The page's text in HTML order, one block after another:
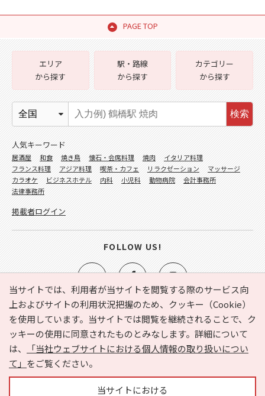
PAGE TOP
当サイトでは、利用者が当サイトを閲覧する際のサービス向
上およびサイトの利用状況把握のため、クッキー（Cookie）
を使用しています。当サイトでは閲覧を継続されることで、ク
ッキーの使用に同意されたものとみなします。詳細について
は、
「当社ウェブサイトにおける個人情報の取り扱いについ
て」 をご覧ください。
当サイトにおける
e-NAVITA（イーナビタ）とは？ お気に入り
ヘルプ
利用規約
個人情報の取り扱いについて
運営会社
サイトマップ
広告掲載に関するお問い合わせ
エリア
から探す
駅・路線
から探す
カテゴリー
から探す
検索
人気キーワード
居酒屋 和食 焼き鳥 懐石・会席料理 焼肉
イタリア料理
フランス料理
アジア料理 喫茶・カフェ リラクゼーション
マッサージ
カラオケ
ビジネスホテル 内科 小児科 動物病院
会計事務所
法律事務所
掲載者ログイン
FOLLOW US!